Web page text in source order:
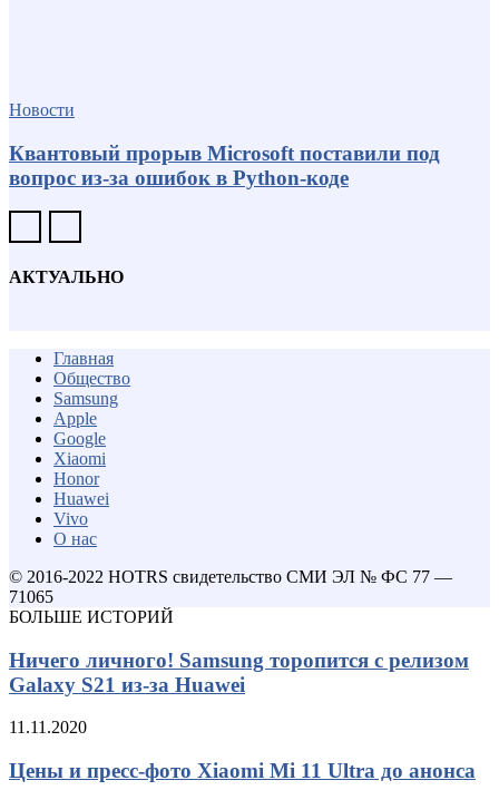
Новости
Квантовый прорыв Microsoft поставили под
вопрос из-за ошибок в Python-коде
АКТУАЛЬНО
Главная
Общество
Samsung
Apple
Google
Xiaomi
Honor
Huawei
Vivo
О нас
© 2016-2022 HOTRS свидетельство СМИ ЭЛ № ФС 77 —
71065
БОЛЬШЕ ИСТОРИЙ
Ничего личного! Samsung торопится с релизом
Galaxy S21 из-за Huawei
11.11.2020
Цены и пресс-фото Xiaomi Mi 11 Ultra до анонса